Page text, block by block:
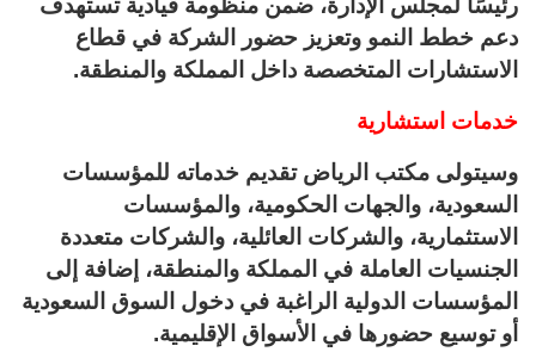
رئيسًا لمجلس الإدارة، ضمن منظومة قيادية تستهدف
دعم خطط النمو وتعزيز حضور الشركة في قطاع
الاستشارات المتخصصة داخل المملكة والمنطقة.
خدمات استشارية
وسيتولى مكتب الرياض تقديم خدماته للمؤسسات
السعودية، والجهات الحكومية، والمؤسسات
الاستثمارية، والشركات العائلية، والشركات متعددة
الجنسيات العاملة في المملكة والمنطقة، إضافة إلى
المؤسسات الدولية الراغبة في دخول السوق السعودية
أو توسيع حضورها في الأسواق الإقليمية.